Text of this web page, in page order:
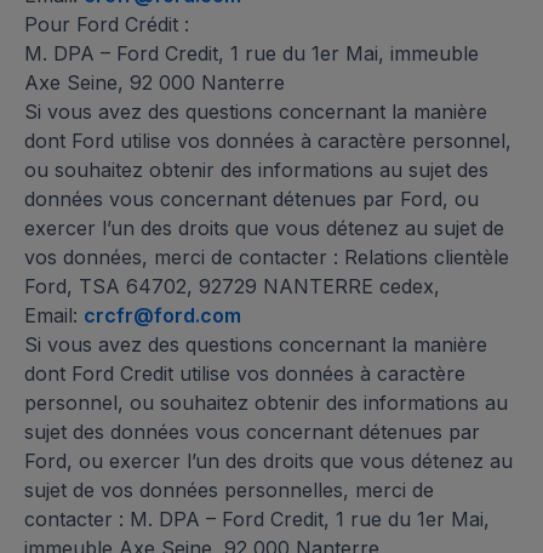
Pour Ford Crédit :
M. DPA – Ford Credit, 1 rue du 1er Mai, immeuble
Axe Seine, 92 000 Nanterre
Si vous avez des questions concernant la manière
dont Ford utilise vos données à caractère personnel,
ou souhaitez obtenir des informations au sujet des
données vous concernant détenues par Ford, ou
exercer l’un des droits que vous détenez au sujet de
vos données, merci de contacter : Relations clientèle
Ford, TSA 64702, 92729 NANTERRE cedex,
Email: crcfr@ford.com
Si vous avez des questions concernant la manière
dont Ford Credit utilise vos données à caractère
personnel, ou souhaitez obtenir des informations au
sujet des données vous concernant détenues par
Ford, ou exercer l’un des droits que vous détenez au
sujet de vos données personnelles, merci de
contacter : M. DPA – Ford Credit, 1 rue du 1er Mai,
immeuble Axe Seine, 92 000 Nanterre